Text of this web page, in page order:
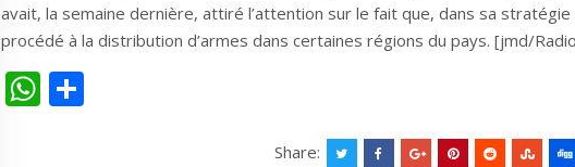
avait, la semaine dernière, attiré l’attention sur le fait que, dans sa
procédé à la distribution d’armes dans certaines régions du pays. [jmd/
W
Share: